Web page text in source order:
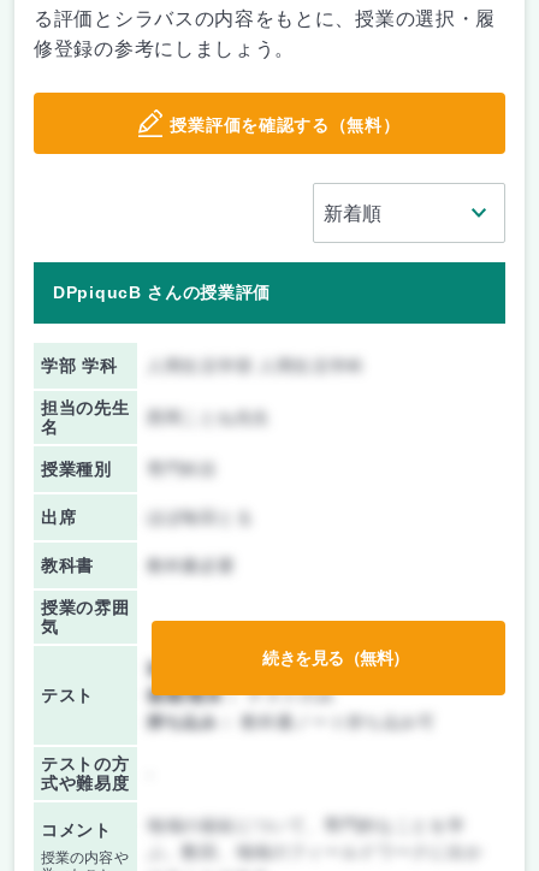
る評価とシラバスの内容をもとに、授業の選択・履
修登録の参考にしましょう。
授業評価を確認する（無料）
DPpiqucB さんの授業評価
学部 学科
担当の先生
名
西岡ことね先生
授業種別
出席 ほぼ毎回とる
教科書 教科書必要
授業の雰囲
気
テスト
前期/中間：
テストのみ
後期/期末：テストのみ
持ち込み：
教科書ノート持ち込み可
テストの方
式や難易度
コメント
授業の内容や
地域の福祉について、専門的なことを学
ぶ。数回、地域のフィールドワークに出か
続きを見る（無料）